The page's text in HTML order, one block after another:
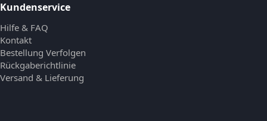
Kundenservice
Hilfe & FAQ
Kontakt
Bestellung Verfolgen
Rückgaberichtlinie
Versand & Lieferung